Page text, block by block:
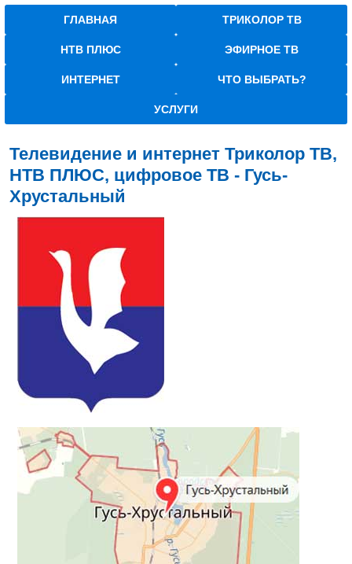
ГЛАВНАЯ ТРИКОЛОР ТВ
НТВ ПЛЮС ЭФИРНОЕ ТВ
ИНТЕРНЕТ ЧТО ВЫБРАТЬ?
УСЛУГИ
Телевидение и интернет Триколор ТВ,
НТВ ПЛЮС, цифровое ТВ - Гусь-
Хрустальный